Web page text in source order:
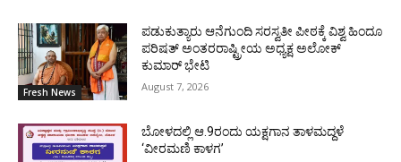
Fresh News
ಪಡುಕುತ್ಯಾರು ಆನೆಗುಂದಿ ಸರಸ್ವತೀ ಪೀಠಕ್ಕೆ ವಿಶ್ವ ಹಿಂದೂ
ಪರಿಷತ್ ಅಂತರರಾಷ್ಟ್ರೀಯ ಅಧ್ಯಕ್ಷ ಅಲೋಕ್
ಕುಮಾರ್ ಭೇಟಿ
August 7, 2026
ಬೋಳದಲ್ಲಿ ಆ.9ರಂದು ಯಕ್ಷಗಾನ ತಾಳಮದ್ದಳೆ
‘ವೀರಮಣಿ ಕಾಳಗ’